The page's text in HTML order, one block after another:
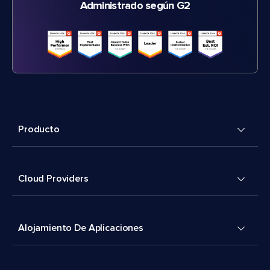
Administrado según G2
Producto
Cloud Providers
Alojamiento De Aplicaciones